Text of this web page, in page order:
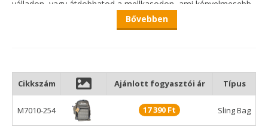
válladon, vagy átdobhatod a mellkasodon, ami kényelmesebb
Külső Tárolási Lehetőségek
3600-as Műcsalis Dobozok Tartására Képes
A Megosztott Cipzáras Pánt Átalakítja Slingből Hátizsákká
Bővebben
Cikkszám Ajánlott fogyasztói ár Típus
M7010-254 17 390 Ft Sling Bag